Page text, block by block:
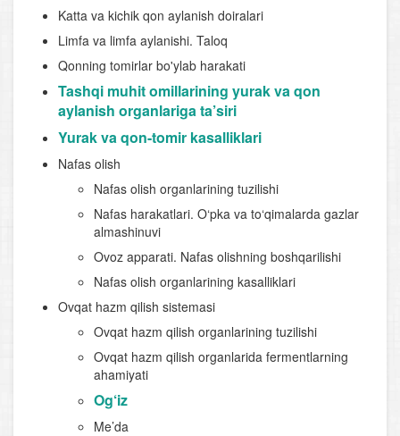
Katta va kichik qon aylanish doiralari
Limfa va limfa aylanishi. Taloq
Qonning tomirlar bo'ylab harakati
Tashqi muhit omillarining yurak va qon
aylanish organlariga ta’siri
Yurak va qon-tomir kasalliklari
Nafas olish
Nafas olish organlarining tuzilishi
Nafas harakatlari. O‘pka va to‘qimalarda gazlar
almashinuvi
Ovoz apparati. Nafas olishning boshqarilishi
Nafas olish organlarining kasalliklari
Ovqat hazm qilish sistemasi
Ovqat hazm qilish organlarining tuzilishi
Ovqat hazm qilish organlarida fermentlarning
ahamiyati
Og‘iz
Me’da